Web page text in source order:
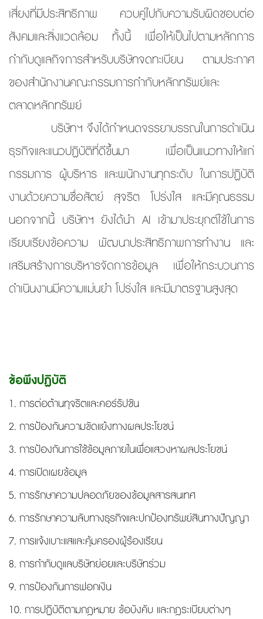
เสี่ยงที่มีประสิทธิภาพ ควบคู่ไปกับความรับผิดชอบต่อ
สังคมและสิ่งแวดล้อม ทั้งนี้ เพื่อให้เป็นไปตามหลักการ
กำกับดูแลกิจการสำหรับบริษัทจดทะเบียน ตามประกาศ
ของสำนักงานคณะกรรมการกำกับหลักทรัพย์และ
ตลาดหลักทรัพย์
บริษัทฯ จึงได้กำหนดจรรยาบรรณในการดำเนิน
ธุรกิจและแนวปฏิบัติที่ดีขึ้นมา เพื่อเป็นแนวทางให้แก่
กรรมการ ผู้บริหาร และพนักงานทุกระดับ ในการปฏิบัติ
งานด้วยความซื่อสัตย์ สุจริต โปร่งใส และมีคุณธรรม
นอกจากนี้ บริษัทฯ ยังได้นำ AI เข้ามาประยุกต์ใช้ในการ
เรียบเรียงข้อความ พัฒนาประสิทธิภาพการทำงาน และ
เสริมสร้างการบริหารจัดการข้อมูล เพื่อให้กระบวนการ
ดำเนินงานมีความแม่นยำ โปร่งใส และมีมาตรฐานสูงสุด
ข้อพึงปฏิบัติ
1. การต่อต้านทุจริตและคอร์รัปชัน
2. การป้องกันความขัดแย้งทางผลประโยชน์
3. การป้องกันการใช้ข้อมูลภายในเพื่อแสวงหาผลประโยชน์
4. การเปิดเผยข้อมูล
5. การรักษาความปลอดภัยของข้อมูลสารสนเทศ
6. การรักษาความลับทางธุรกิจและปกป้องทรัพย์สินทางปัญญา
7. การแจ้งเบาะแสและคุ้มครองผู้ร้องเรียน
8. การกำกับดูแลบริษัทย่อยและบริษัทร่วม
9. การป้องกันการฟอกเงิน
10. การปฏิบัติตามกฎหมาย ข้อบังคับ และกฎระเบียบต่างๆ